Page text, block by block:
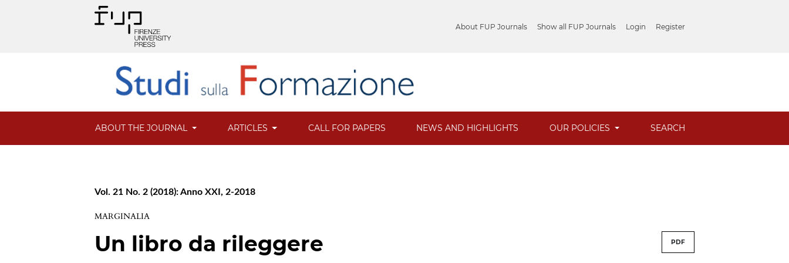
About FUP Journals Show all FUP Journals Login Register
ABOUT THE JOURNAL ARTICLES CALL FOR PAPERS NEWS AND HIGHLIGHTS OUR POLICIES SEARCH
Vol. 21 No. 2 (2018): Anno XXI, 2-2018
MARGINALIA
Un libro da rileggere PDF